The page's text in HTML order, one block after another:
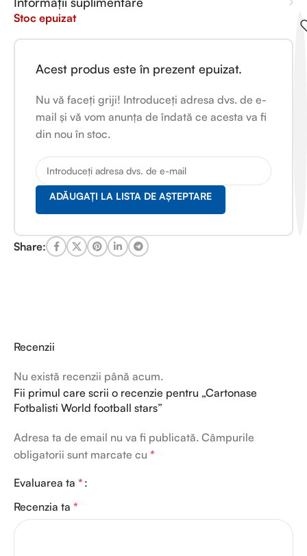
Stoc epuizat
Acest produs este în prezent epuizat.
Nu vă faceți griji! Introduceți adresa dvs. de e-
mail și vă vom anunța de îndată ce acesta va fi
din nou în stoc.
ADĂUGAȚI LA LISTA DE AȘTEPTARE
Share:
Recenzii
Nu există recenzii până acum.
Fii primul care scrii o recenzie pentru „Cartonase
Fotbalisti World football stars”
Adresa ta de email nu va fi publicată. Câmpurile
obligatorii sunt marcate cu *
Evaluarea ta *
Recenzia ta *